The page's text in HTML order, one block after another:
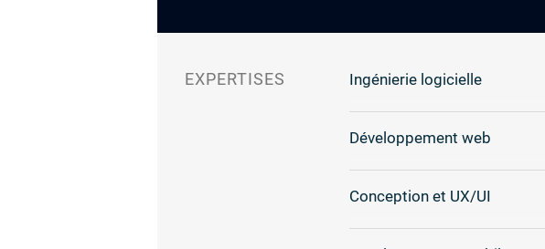
EXPERTISES Ingénierie logicielle
Développement web
Conception et UX/UI